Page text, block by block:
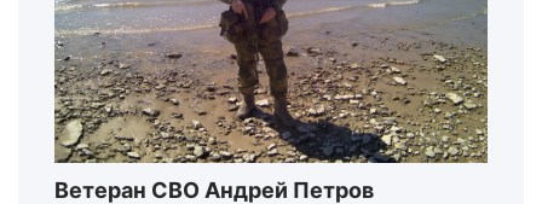
Ветеран СВО Андрей Петров